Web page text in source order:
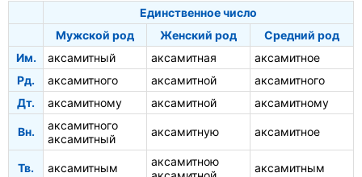
Единственное число
Мужской род
Женский род
Средний род
Им.
аксамитный аксамитная
аксамитное
Рд.
аксамитного аксамитной
аксамитного
Дт.
аксамитному аксамитной аксамитному
Вн.
аксамитного
аксамитный
аксамитную аксамитное
Тв. аксамитным
аксамитною
аксамитным